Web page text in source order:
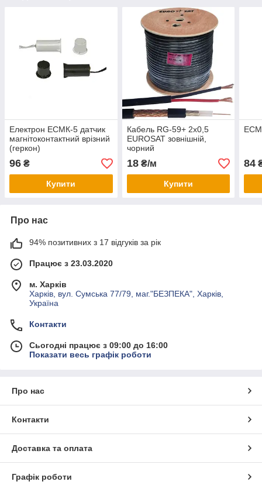
Електрон ЕСМК-5 датчик
магнітоконтактний врізний
(геркон)
96 ₴
Купити
Кабель RG-59+ 2х0,5
EUROSAT зовнішній,
чорний
18₴/м
Купити
84
Про нас
94% позитивних з 17 відгуків за рік
Працює з 23.03.2020
м. Харків
Харків, вул. Сумська 77/79, маг."БЕЗПЕКА", Харків,
Україна
Контакти
Сьогодні працює з 09:00 до 16:00
Показати весь графік роботи
Про нас
Контакти
Доставка та оплата
Графік роботи